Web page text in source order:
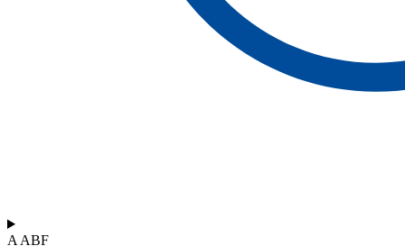
A ABF